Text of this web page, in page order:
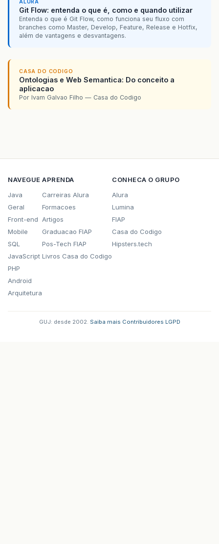
ALURA
Git Flow: entenda o que é, como e quando utilizar
Entenda o que é Git Flow, como funciona seu fluxo com
branches como Master, Develop, Feature, Release e Hotfix,
além de vantagens e desvantagens.
CASA DO CODIGO
Ontologias e Web Semantica: Do conceito a
aplicacao
Por Ivam Galvao Filho — Casa do Codigo
NAVEGUE
Java
Geral
Front-end
Mobile
SQL
JavaScript
PHP
Android
Arquitetura
APRENDA
Carreiras Alura
Formacoes
Artigos
Graduacao FIAP
Pos-Tech FIAP
Livros Casa do Codigo
CONHECA O GRUPO
Alura
Lumina
FIAP
Casa do Codigo
Hipsters.tech
GUJ: desde 2002. Saiba mais Contribuidores LGPD